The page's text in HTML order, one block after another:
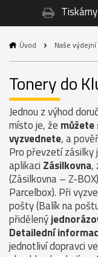
Tiskárny
Úvod Naše
Tonery do
Jednou z výhod
místo je, že můžete
vyzvednete, a
Pro převzetí zásilky
aplikaci Zásilkovna,
(Zásilkovna – Z-
Parcelbox). Při
pošty (Balík na
přidělený
Detailední
jednotliví dopravci